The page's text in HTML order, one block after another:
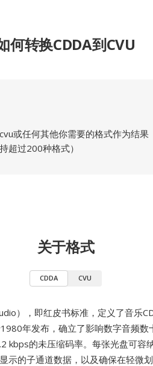
何转换CDDA到CVU
或任何其他你需要的格式作为结果
持超过200种格式）
关于格式
CDDA CVU
），即红皮书标准，定义了音乐
年发布，确立了影响数字音频
kbps的未压缩码率。每张光盘可容
示的子通道数据，以及确保在轻微